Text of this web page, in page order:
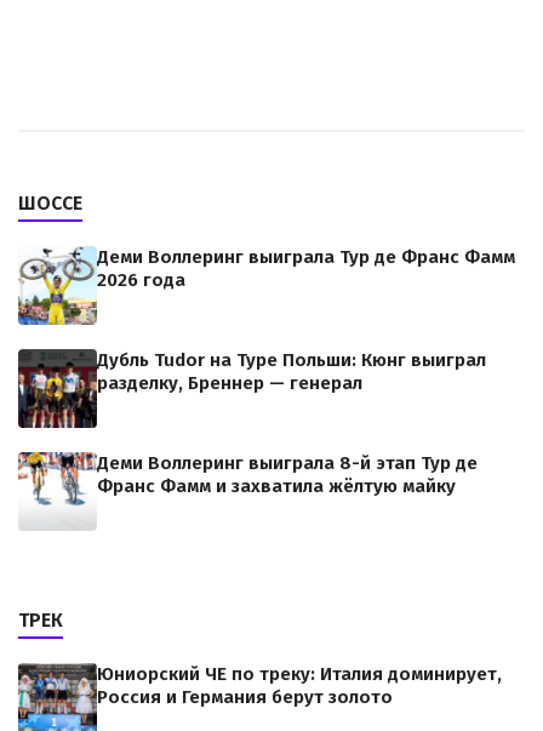
ШОССЕ
Деми Воллеринг выиграла Тур де Франс Фамм
2026 года
Дубль Tudor на Туре Польши: Кюнг выиграл
разделку, Бреннер — генерал
Деми Воллеринг выиграла 8-й этап Тур де
Франс Фамм и захватила жёлтую майку
ТРЕК
Юниорский ЧЕ по треку: Италия доминирует,
Россия и Германия берут золото